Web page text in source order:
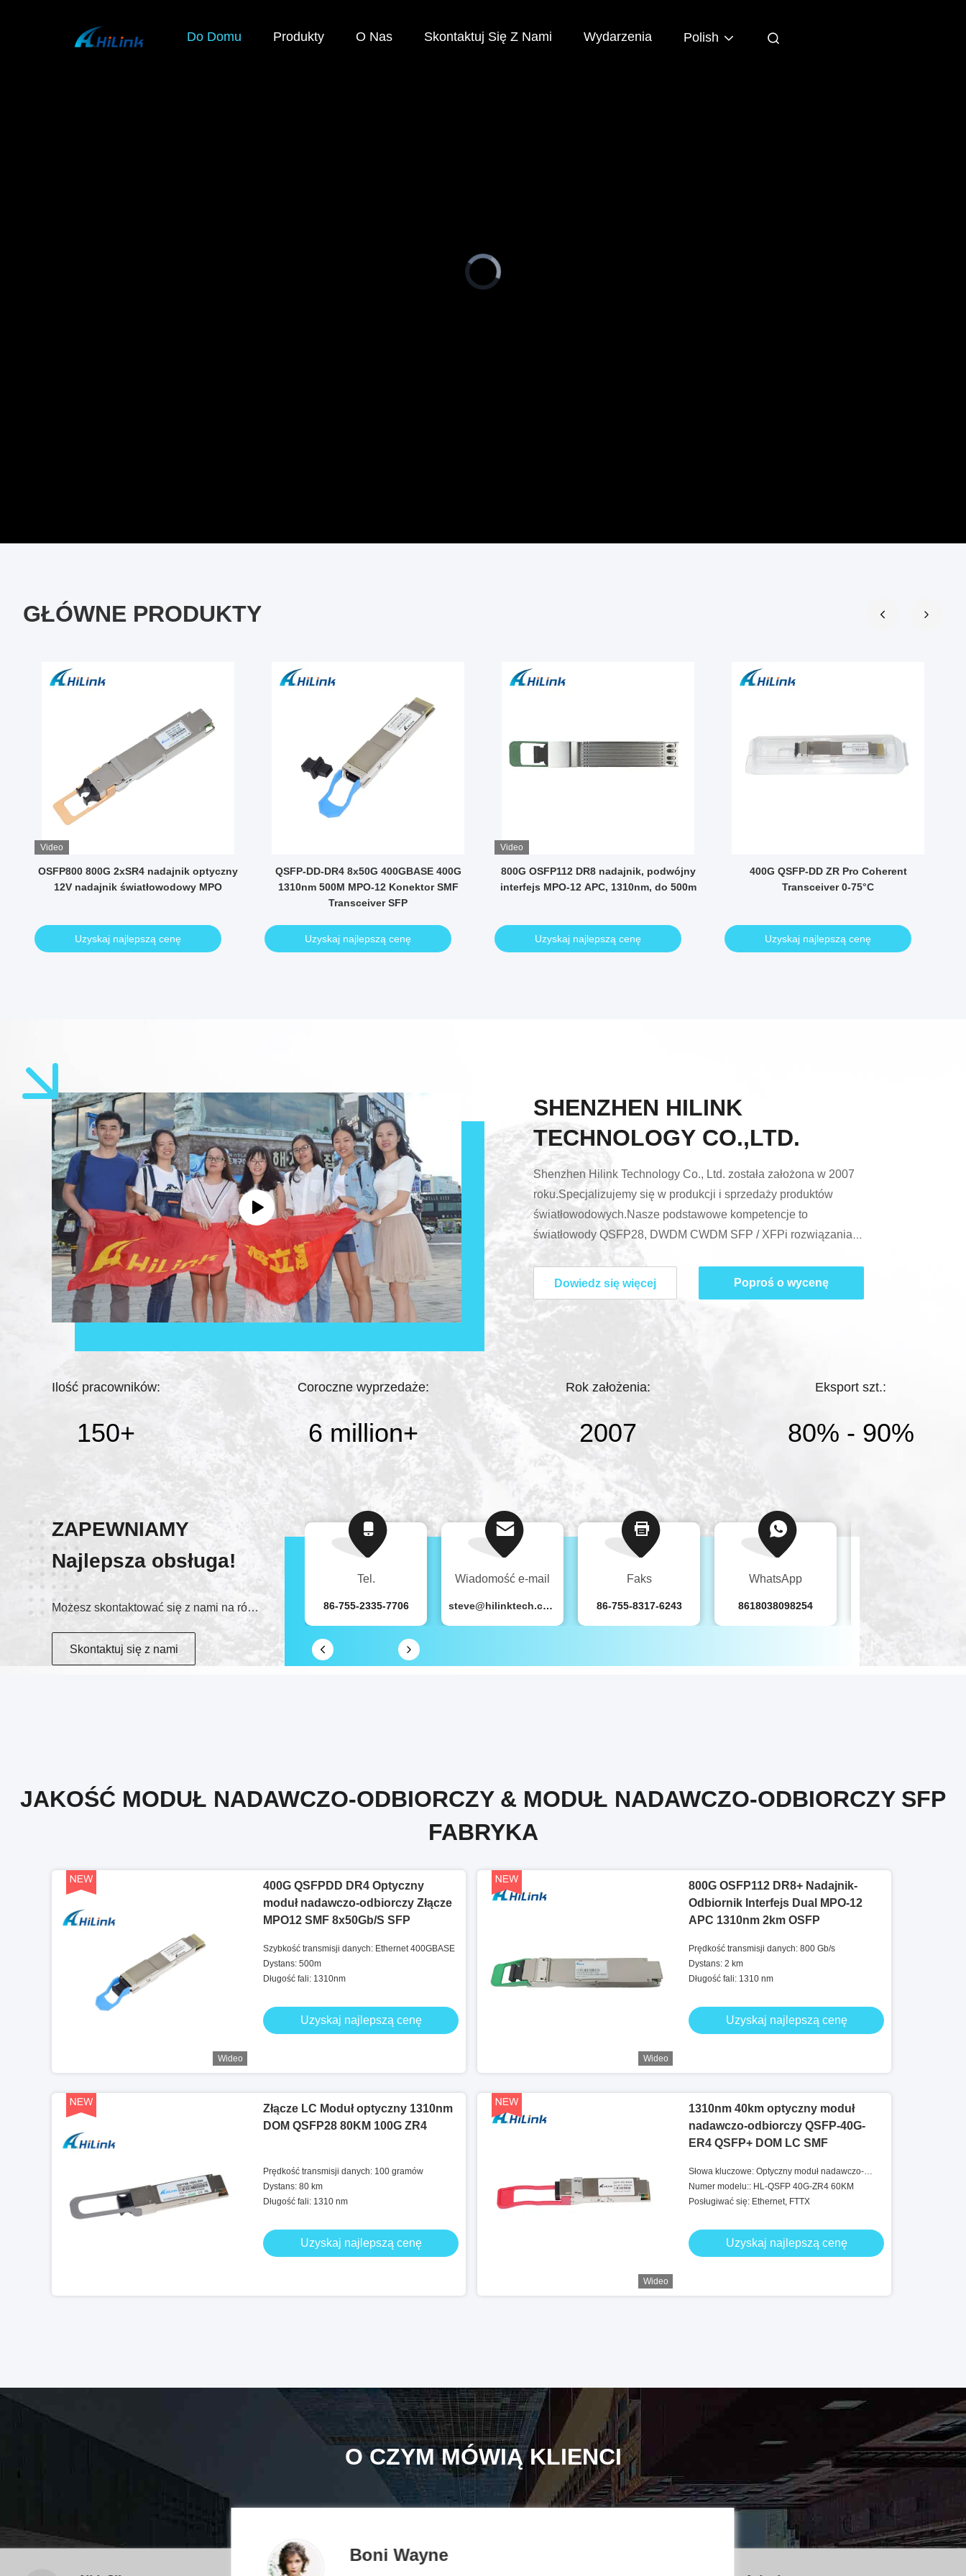
Do Domu Produkty O Nas Skontaktuj Się Z Nami Wydarzenia Polish
Video
Player
is
loading.
GŁÓWNE PRODUKTY
Video
OSFP800 800G 2xSR4 nadajnik optyczny
12V nadajnik światłowodowy MPO
Uzyskaj najlepszą cenę
QSFP-DD-DR4 8x50G 400GBASE 400G
1310nm 500M MPO-12 Konektor SMF
Transceiver SFP
Uzyskaj najlepszą cenę
Video
800G OSFP112 DR8 nadajnik, podwójny
interfejs MPO-12 APC, 1310nm, do 500m
Uzyskaj najlepszą cenę
400G QSFP-DD ZR Pro Coherent
Transceiver 0-75°C
Uzyskaj najlepszą cenę
SHENZHEN HILINK
TECHNOLOGY CO.,LTD.
Shenzhen Hilink Technology Co., Ltd. została założona w 2007
roku.Specjalizujemy się w produkcji i sprzedaży produktów
światłowodowych.Nasze podstawowe kompetencje to
światłowody QSFP28, DWDM CWDM SFP / XFPi rozwiązania
sieciowe FWDM, DWDM CWDM CFP2 DCO, MPO AAWG
itpktóre w dużej mierze mają zastosowanie w chmurze
ulepszanie naszych głównych produktów i wydajności
produktach ...
Dowiedz się więcej Poproś o wycenę
Ilość pracowników:
150+
Coroczne wyprzedaże:
6 million+
Rok założenia:
2007
Eksport szt.:
80% - 90%
ZAPEWNIAMY
Najlepsza obsługa!
Możesz skontaktować się z nami na różne sposoby
Skontaktuj się z nami
WeChat
vici702
Tel.
86-755-2335-7706
Wiadomość e-mail
steve@hilinktech.com
Faks
86-755-8317-6243
WhatsApp
8618038098254
JAKOŚĆ MODUŁ NADAWCZO-ODBIORCZY & MODUŁ NADAWCZO-ODBIORCZY SFP
FABRYKA
Wideo
400G QSFPDD DR4 Optyczny
moduł nadawczo-odbiorczy Złącze
MPO12 SMF 8x50Gb/S SFP
Szybkość transmisji danych: Ethernet 400GBASE
Dystans: 500m
Długość fali: 1310nm
Uzyskaj najlepszą cenę
Wideo
800G OSFP112 DR8+ Nadajnik-
Odbiornik Interfejs Dual MPO-12
APC 1310nm 2km OSFP
Prędkość transmisji danych: 800 Gb/s
Dystans: 2 km
Długość fali: 1310 nm
Uzyskaj najlepszą cenę
Złącze LC Moduł optyczny 1310nm
DOM QSFP28 80KM 100G ZR4
Prędkość transmisji danych: 100 gramów
Dystans: 80 km
Długość fali: 1310 nm
Uzyskaj najlepszą cenę
Wideo
1310nm 40km optyczny moduł
nadawczo-odbiorczy QSFP-40G-
ER4 QSFP+ DOM LC SMF
Słowa kluczowe: Optyczny moduł nadawczo-
odbiorczy
Numer modelu:: HL-QSFP 40G-ZR4 60KM
Posługiwać się: Ethernet, FTTX
Uzyskaj najlepszą cenę
O CZYM MÓWIĄ KLIENCI
Boni Wayne